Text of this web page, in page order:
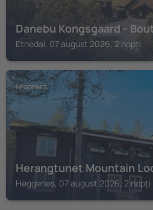
Danebu Kongsgaard -
Etnedal, 07 august 2026, 2 nopți
HEGGENES
Herangtunet Mountain
Heggenes, 07 august 2026, 2 nopți